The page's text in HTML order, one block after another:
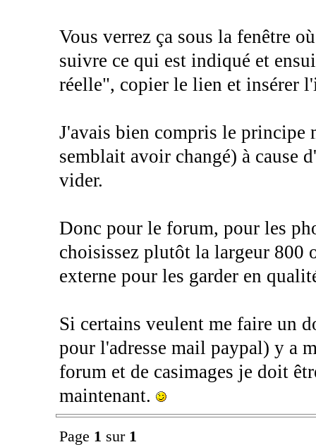
Vous verrez ça sous la fenêtre
suivre ce qui est indiqué et
réelle", copier le lien et insérer
J'avais bien compris le principe
semblait avoir changé) à cause
vider.
Donc pour le forum, pour les
choisissez plutôt la largeur 800
externe pour les garder en
Si certains veulent me faire un
pour l'adresse mail paypal) y a
forum et de casimages je doit
maintenant.
Page 1 sur 1